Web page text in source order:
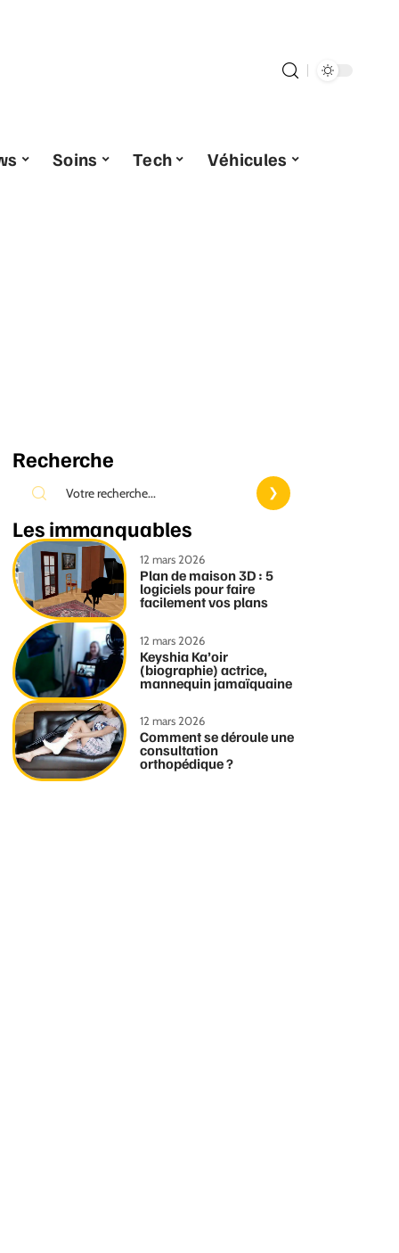
Soins Tech
Véhicules
Recherche
Les immanquables
12 mars 2026
Plan de maison 3D : 5
logiciels pour faire
facilement vos plans
12 mars 2026
Keyshia Ka’oir
(biographie) actrice,
mannequin jamaïquaine
12 mars 2026
Comment se déroule une
consultation
orthopédique ?